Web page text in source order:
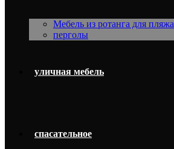
Мебель из ротанга для пляжа
перголы
уличная мебель
спасательное